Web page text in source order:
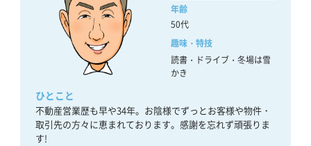
年齢
50代
趣味・特技
読書・ドライブ・冬場は雪
かき
ひとこと
不動産営業歴も早や34年。お陰様でずっとお客様や物件・
取引先の方々に恵まれております。感謝を忘れず頑張りま
す!